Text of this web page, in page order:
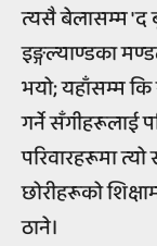
त्यसै बेलासम्म 'द
इङ्गल्याण्डका
भयो; यहाँसम्म कि
गर्ने सँगीहरूलाई
परिवारहरूमा
छोरीहरूको
ठाने।